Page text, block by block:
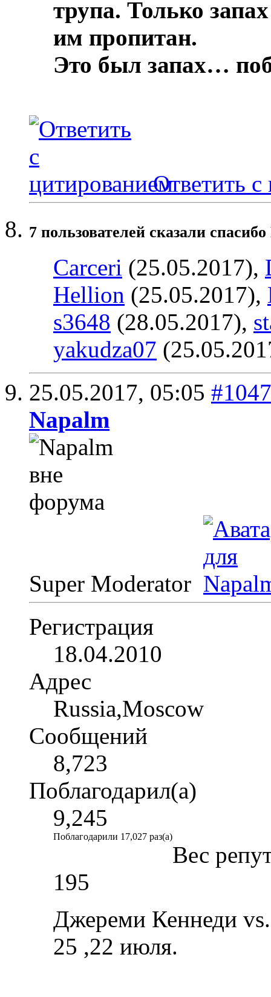
трупа. Только
им пропитан.
Это был запах…
Ответить с
7 пользователей сказали
Carceri (25.05.2017),
Hellion (25.05.2017),
s3648 (28.05.2017),
yakudza07
25.05.2017, 05:05
Napalm
Super Moderator
Регистрация
18.04.2010
Адрес
Russia,Moscow
Сообщений
8,723
Поблагодарил(а)
9,245
Поблагодарили 17,027 раз(а)
Вес
195
Джереми Кеннеди
25 ,22 июля.